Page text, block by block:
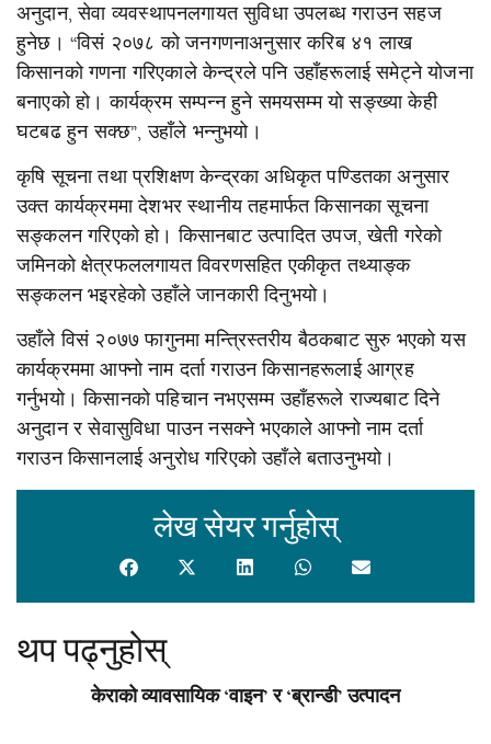
अनुदान, सेवा व्यवस्थापनलगायत सुविधा उपलब्ध गराउन सहज
हुनेछ। “विसं २०७८ को जनगणनाअनुसार करिब ४१ लाख
किसानको गणना गरिएकाले केन्द्रले पनि उहाँहरूलाई समेट्ने योजना
बनाएको हो। कार्यक्रम सम्पन्न हुने समयसम्म यो सङ्ख्या केही
घटबढ हुन सक्छ”, उहाँले भन्नुभयो।
कृषि सूचना तथा प्रशिक्षण केन्द्रका अधिकृत पण्डितका अनुसार
उक्त कार्यक्रममा देशभर स्थानीय तहमार्फत किसानका सूचना
सङ्कलन गरिएको हो। किसानबाट उत्पादित उपज, खेती गरेको
जमिनको क्षेत्रफललगायत विवरणसहित एकीकृत तथ्याङ्क
सङ्कलन भइरहेको उहाँले जानकारी दिनुभयो।
उहाँले विसं २०७७ फागुनमा मन्त्रिस्तरीय बैठकबाट सुरु भएको यस
कार्यक्रममा आफ्नो नाम दर्ता गराउन किसानहरूलाई आग्रह
गर्नुभयो। किसानको पहिचान नभएसम्म उहाँहरूले राज्यबाट दिने
अनुदान र सेवासुविधा पाउन नसक्ने भएकाले आफ्नो नाम दर्ता
गराउन किसानलाई अनुरोध गरिएको उहाँले बताउनुभयो।
लेख सेयर गर्नुहोस्
थप पढ्नुहोस्
केराको व्यावसायिक ‘वाइन’ र ‘ब्रान्डी’ उत्पादन